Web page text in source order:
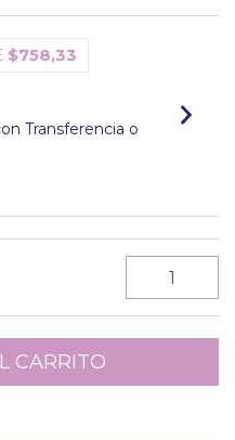
$758,33
Transferencia o